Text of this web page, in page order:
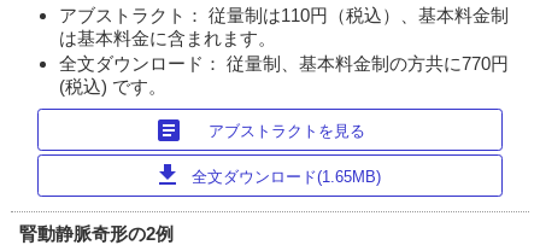
アブストラクト： 従量制は110円（税込）、基本料金制
は基本料金に含まれます。
全文ダウンロード： 従量制、基本料金制の方共に770円
(税込) です。
article アブストラクトを見る
download 全文ダウンロード(1.65MB)
腎動静脈奇形の2例